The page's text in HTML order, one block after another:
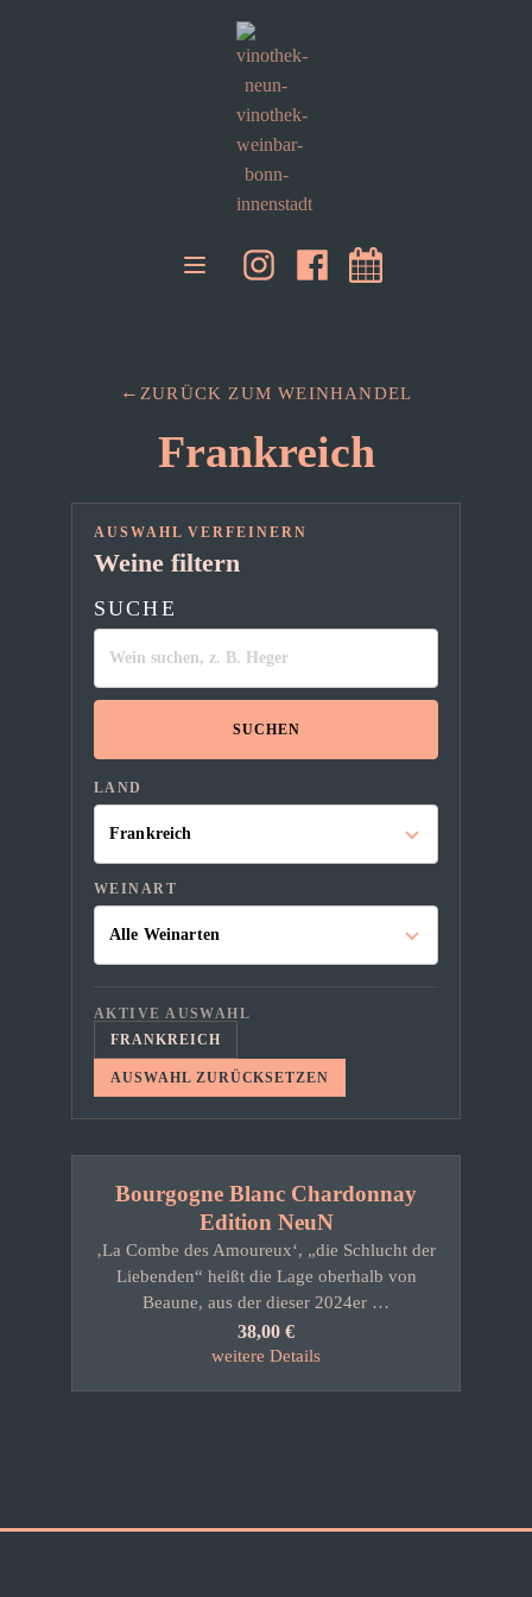
ZURÜCK ZUM WEINHANDEL
Frankreich
AUSWAHL VERFEINERN
Weine filtern
SUCHE
SUCHEN
LAND
WEINART
AKTIVE AUSWAHL
FRANKREICH
AUSWAHL ZURÜCKSETZEN
Bourgogne Blanc Chardonnay
Edition NeuN
‚La Combe des Amoureux‘, „die Schlucht der
Liebenden“ heißt die Lage oberhalb von
Beaune, aus der dieser 2024er …
38,00 €
weitere Details